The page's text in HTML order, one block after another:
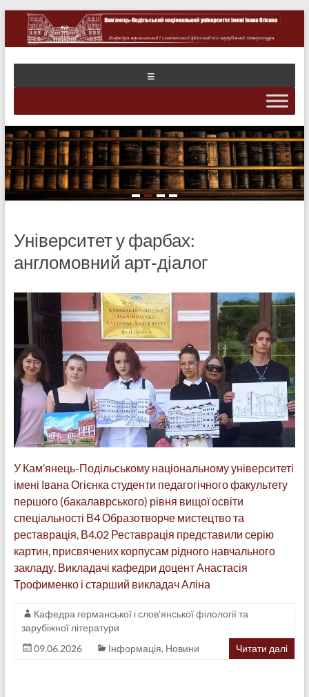
Університет у фарбах:
англомовний арт‑діалог
У Кам’янець-Подільському національному університеті
імені Івана Огієнка студенти педагогічного факультету
першого (бакалаврського) рівня вищої освіти
спеціальності В4 Образотворче мистецтво та
реставрація, В4.02 Реставрація представили серію
картин, присвячених корпусам рідного навчального
закладу. Викладачі кафедри доцент Анастасія
Трофименко і старший викладач Аліна
Кафедра германської і слов'янської філології та
зарубіжної літератури
09.06.2026
Інформація, Новини Читати далі